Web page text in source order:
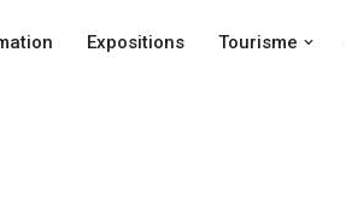
Expositions Tourisme